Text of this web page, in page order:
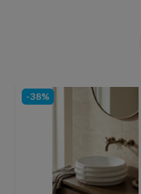
-38%